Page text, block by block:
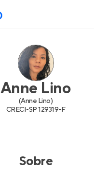
Anne Lino
(Anne Lino)
CRECI-SP 129319-F
Sobre